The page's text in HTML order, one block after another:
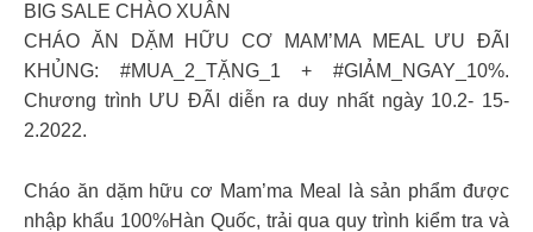
BIG SALE CHÀO XUÂN
CHÁO ĂN DẶM HỮU CƠ MAM’MA MEAL ƯU ĐÃI
KHỦNG: #MUA_2_TẶNG_1 + #GIẢM_NGAY_10%.
Chương trình ƯU ĐÃI diễn ra duy nhất ngày 10.2- 15-
2.2022.
Cháo ăn dặm hữu cơ Mam’ma Meal là sản phẩm được
nhập khẩu 100%Hàn Quốc, trải qua quy trình kiểm tra và